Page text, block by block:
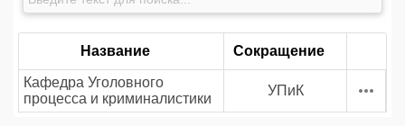
Название Сокращение
Кафедра Уголовного
процесса и криминалистики
УПиК